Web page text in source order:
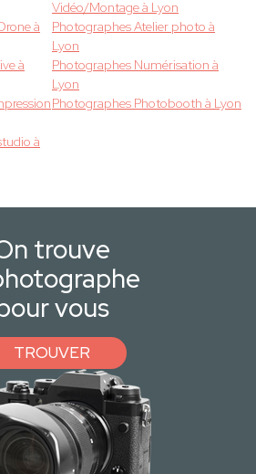
Vidéo/Montage à Lyon
à
Photographes Atelier photo à
Lyon
à
Photographes Numérisation à
Lyon
Photographes Photobooth à Lyon
à
trouve
vous
TROUVER